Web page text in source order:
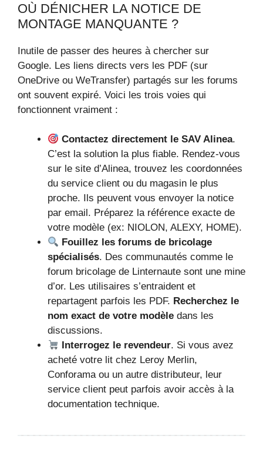
OÙ DÉNICHER LA NOTICE DE
MONTAGE MANQUANTE ?
Inutile de passer des heures à chercher sur
Google. Les liens directs vers les PDF (sur
OneDrive ou WeTransfer) partagés sur les forums
ont souvent expiré. Voici les trois voies qui
fonctionnent vraiment :
Contactez directement le SAV Alinea.
C’est la solution la plus fiable. Rendez-vous
sur le site d’Alinea, trouvez les coordonnées
du service client ou du magasin le plus
proche. Ils peuvent vous envoyer la notice
par email. Préparez la référence exacte de
votre modèle (ex: NIOLON, ALEXY, HOME).
Fouillez les forums de bricolage
spécialisés. Des communautés comme le
forum bricolage de Linternaute sont une mine
d’or. Les utilisaires s’entraident et
repartagent parfois les PDF. Recherchez le
nom exact de votre modèle dans les
discussions.
Interrogez le revendeur. Si vous avez
acheté votre lit chez Leroy Merlin,
Conforama ou un autre distributeur, leur
service client peut parfois avoir accès à la
documentation technique.